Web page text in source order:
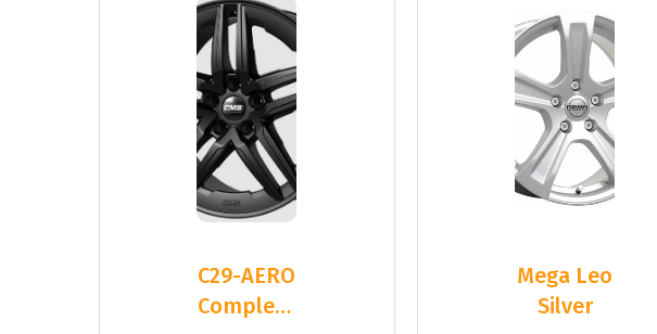
C29-AERO
Complete
Mega Leo
Silver